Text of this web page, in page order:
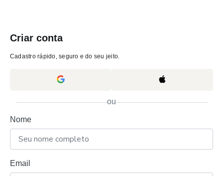
Criar conta
Cadastro rápido, seguro e do seu jeito.
ou
Nome
Email